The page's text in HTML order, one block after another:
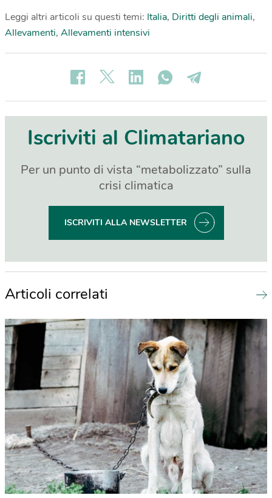
Leggi altri articoli su questi temi: Italia, Diritti degli animali,
Allevamenti, Allevamenti intensivi
Iscriviti al Climatariano
Per un punto di vista “metabolizzato” sulla
crisi climatica
ISCRIVITI ALLA NEWSLETTER
Articoli correlati